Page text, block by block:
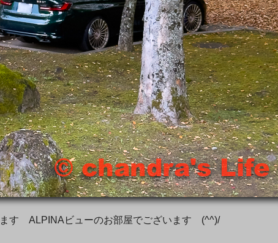
す ALPINAビューのお部屋でございます (^^)/